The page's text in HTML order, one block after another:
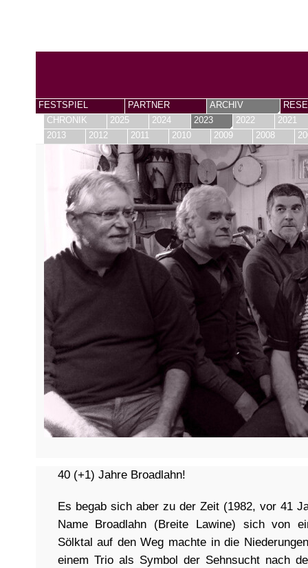
FESTSPIEL PARTNER ARCHIV
CHRONIK
2025 2024 2023 2022
2021
2013
2012 2011 2010 2009 2008
40 (+1) Jahre Broadlahn!
Es begab sich aber zu der Zeit (1982, vor 41
Name Broadlahn (Breite Lawine) sich von
Sölktal auf den Weg machte in die
einem Trio als Symbol der Sehnsucht nach